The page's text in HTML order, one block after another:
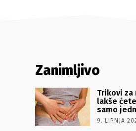
Zanimljivo
Trikovi
lakše
samo
9. LIPNJA